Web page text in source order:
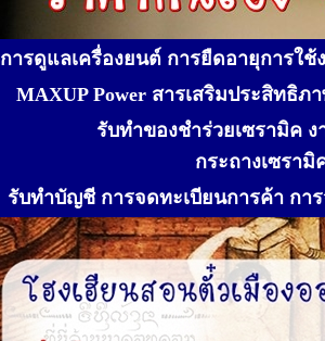
การดูแลเครื่องยนต์ การยืดอายุการใ
MAXUP Power สารเสริมประสิทธิ
รับทำของชำร่วยเซรามิค
กระถางเซรา
รับทำบัญชี การจดทะเบียนการค้า กา